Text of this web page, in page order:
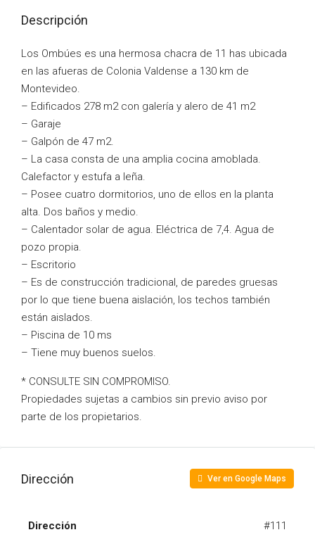
Descripción
Los Ombúes es una hermosa chacra de 11 has ubicada
en las afueras de Colonia Valdense a 130 km de
Montevideo.
– Edificados 278 m2 con galería y alero de 41 m2
– Garaje
– Galpón de 47 m2.
– La casa consta de una amplia cocina amoblada.
Calefactor y estufa a leña.
– Posee cuatro dormitorios, uno de ellos en la planta
alta. Dos baños y medio.
– Calentador solar de agua. Eléctrica de 7,4. Agua de
pozo propia.
– Escritorio
– Es de construcción tradicional, de paredes gruesas
por lo que tiene buena aislación, los techos también
están aislados.
– Piscina de 10 ms
– Tiene muy buenos suelos.
* CONSULTE SIN COMPROMISO.
Propiedades sujetas a cambios sin previo aviso por
parte de los propietarios.
Dirección Ver en Google Maps
Dirección #111